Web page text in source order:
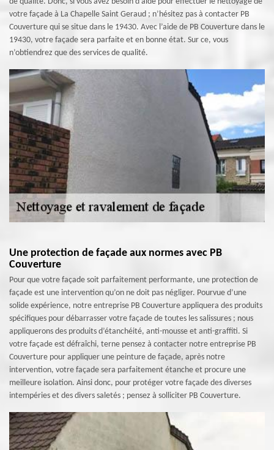
votre façade à La Chapelle Saint Geraud ; n’hésitez pas à contacter PB
Couverture qui se situe dans le 19430. Avec l’aide de PB Couverture dans le
19430, votre façade sera parfaite et en bonne état. Sur ce, vous
n’obtiendrez que des services de qualité.
Une protection de façade aux normes avec PB
Couverture
Pour que votre façade soit parfaitement performante, une protection de
façade est une intervention qu’on ne doit pas négliger. Pourvue d’une
solide expérience, notre entreprise PB Couverture appliquera des produits
spécifiques pour débarrasser votre façade de toutes les salissures ; nous
appliquerons des produits d’étanchéité, anti-mousse et anti-graffiti. Si
votre façade est défraîchi, terne pensez à contacter notre entreprise PB
Couverture pour appliquer une peinture de façade, après notre
intervention, votre façade sera parfaitement étanche et procure une
meilleure isolation. Ainsi donc, pour protéger votre façade des diverses
intempéries et des divers saletés ; pensez à solliciter PB Couverture.